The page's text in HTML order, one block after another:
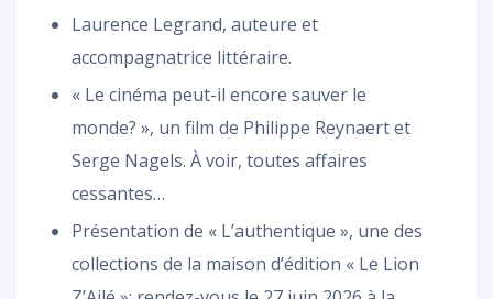
Laurence Legrand, auteure et
accompagnatrice littéraire.
« Le cinéma peut-il encore sauver le
monde? », un film de Philippe Reynaert et
Serge Nagels. À voir, toutes affaires
cessantes…
Présentation de « L’authentique », une des
collections de la maison d’édition « Le Lion